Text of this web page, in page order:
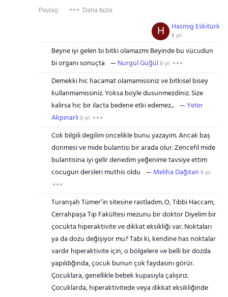
Paylaş: Daha fazla
Hasmig Eskitürk
8 yıl
H
Beyne iyi gelen bi bitki olamazmı Beyinde bu vücudun
bi organı sonuçta
Nurgül Güğül8 yıl
Demekki hic hacamat olamamissiniz ve bitkisel bisey
kullanmamissiniz. Yoksa boyle dusunmezdiniz. Size
kalirsa hic bir ilacta bedene etki edemez...
Yeter
Akpınarlı8 yıl
Cok bilgili degilim oncelikle bunu yazayim. Ancak baş
donmesi ve mide bulantisi bir arada olur. Zencefil mide
bulantisina iyi gelir denedim yeğenime tavsiye ettim
cocugun dersleri muthis oldu
Meliha Dağıtan 8 yıl
Turanşah Tümer‘in sitesine rastladım. O, Tıbbi Haccam,
Cerrahpaşa Tıp Fakültesi mezunu bir doktor Diyelim bir
çocukta hiperaktivite ve dikkat eksikliği var. Noktaları
ya da dozu değişiyor mu? Tabi ki, kendine has noktalar
vardır hiperaktivite için, o bölgelere ve belli bir dozda
yapıldığında, çocuk bunun çok faydasını görür.
Çocuklara, genellikle bebek kupasıyla çalışırız.
Çocuklarda, hiperaktivitede veya dikkat eksikliğinde